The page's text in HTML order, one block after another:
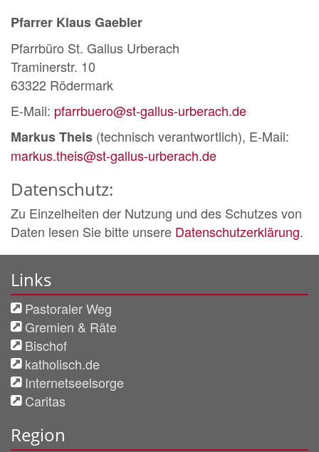
Pfarrer Klaus Gaebler
Pfarrbüro St. Gallus Urberach
Traminerstr. 10
63322 Rödermark
E-Mail: pfarrbuero@st-gallus-urberach.de
Markus Theis (technisch verantwortlich), E-Mail:
markus.theis@st-gallus-urberach.de
Datenschutz:
Zu Einzelheiten der Nutzung und des Schutzes von
Daten lesen Sie bitte unsere Datenschutzerklärung.
Links
Pastoraler Weg
Gremien & Räte
Bischof
katholisch.de
Internetseelsorge
Caritas
Region